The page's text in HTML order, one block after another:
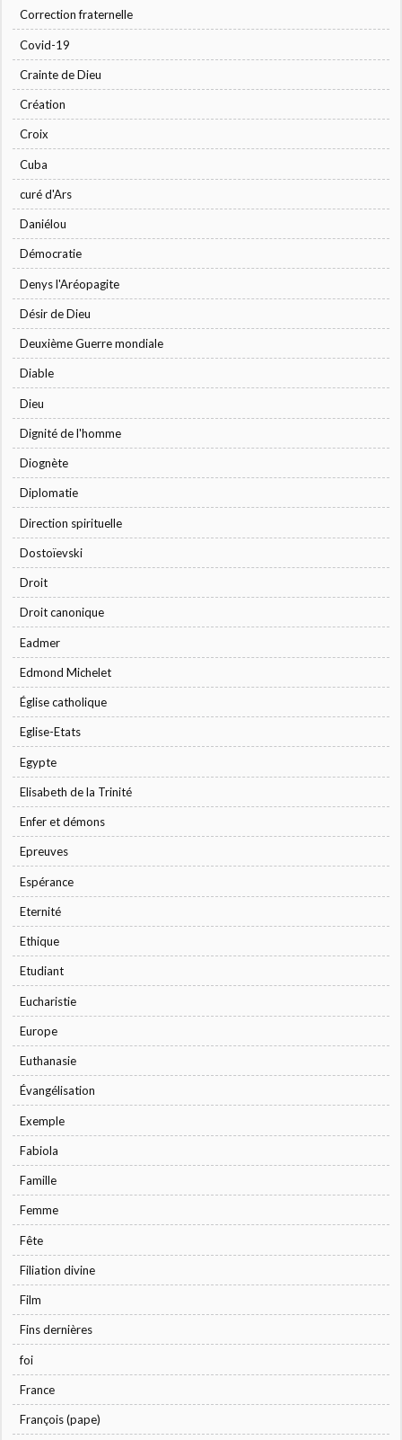
Correction fraternelle
Covid-19
Crainte de Dieu
Création
Croix
Cuba
curé d'Ars
Daniélou
Démocratie
Denys l'Aréopagite
Désir de Dieu
Deuxième Guerre mondiale
Diable
Dieu
Dignité de l'homme
Diognète
Diplomatie
Direction spirituelle
Dostoïevski
Droit
Droit canonique
Eadmer
Edmond Michelet
Église catholique
Eglise-Etats
Egypte
Elisabeth de la Trinité
Enfer et démons
Epreuves
Espérance
Eternité
Ethique
Etudiant
Eucharistie
Europe
Euthanasie
Évangélisation
Exemple
Fabiola
Famille
Femme
Fête
Filiation divine
Film
Fins dernières
foi
France
François (pape)